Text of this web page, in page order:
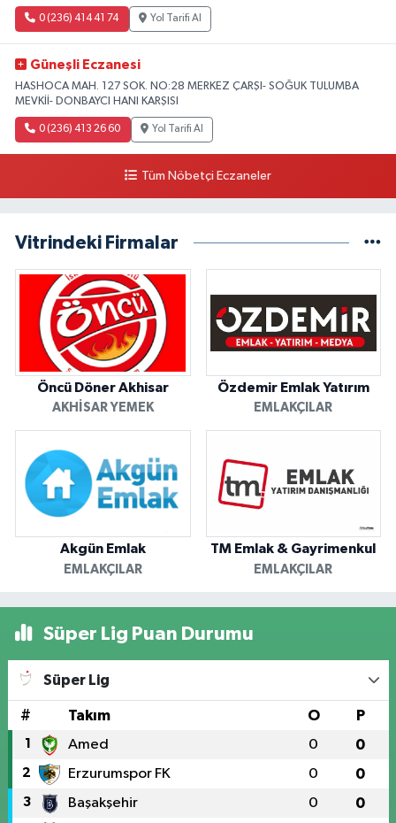
0 (236) 414 41 74 Yol Tarifi Al
Güneşli Eczanesi
HASHOCA MAH. 127 SOK. NO:28 MERKEZ ÇARŞI- SOĞUK TULUMBA
MEVKİİ- DONBAYCI HANI KARŞISI
0 (236) 413 26 60 Yol Tarifi Al
Tüm Nöbetçi Eczaneler
Vitrindeki Firmalar
Öncü Döner Akhisar
AKHISAR YEMEK
Özdemir Emlak Yatırım
EMLAKÇILAR
Akgün Emlak
EMLAKÇILAR
TM Emlak & Gayrimenkul
EMLAKÇILAR
Süper Lig Puan Durumu
Süper Lig
# Takım O P
1 Amed 0 0
2 Erzurumspor FK 0 0
3 Başakşehir 0 0